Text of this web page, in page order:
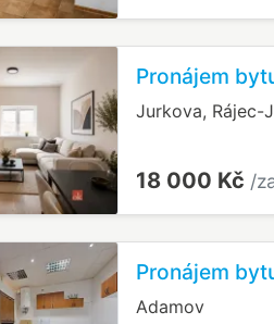
Pronájem
Jurkova, Rájec-
18 000 Kč /
Pronájem
Adamov